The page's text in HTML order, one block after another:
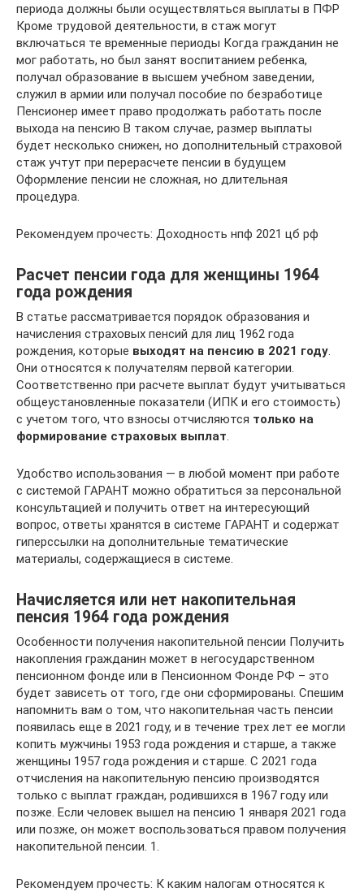
периода должны были осуществляться выплаты в ПФР
Кроме трудовой деятельности, в стаж могут
включаться те временные периоды Когда гражданин не
мог работать, но был занят воспитанием ребенка,
получал образование в высшем учебном заведении,
служил в армии или получал пособие по безработице
Пенсионер имеет право продолжать работать после
выхода на пенсию В таком случае, размер выплаты
будет несколько снижен, но дополнительный страховой
стаж учтут при перерасчете пенсии в будущем
Оформление пенсии не сложная, но длительная
процедура.
Рекомендуем прочесть: Доходность нпф 2021 цб рф
Расчет пенсии года для женщины 1964
года рождения
В статье рассматривается порядок образования и
начисления страховых пенсий для лиц 1962 года
рождения, которые выходят на пенсию в 2021 году
Они относятся к получателям первой категории.
Соответственно при расчете выплат будут учитываться
общеустановленные показатели (ИПК и его стоимость)
с учетом того, что взносы отчисляются только на
формирование страховых выплат
Удобство использования — в любой момент при работе
с системой ГАРАНТ можно обратиться за персональной
консультацией и получить ответ на интересующий
вопрос, ответы хранятся в системе ГАРАНТ и содержат
гиперссылки на дополнительные тематические
материалы, содержащиеся в системе.
Начисляется или нет накопительная
пенсия 1964 года рождения
Особенности получения накопительной пенсии Получить
накопления гражданин может в негосударственном
пенсионном фонде или в Пенсионном Фонде РФ – это
будет зависеть от того, где они сформированы. Спешим
напомнить вам о том, что накопительная часть пенсии
появилась еще в 2021 году, и в течение трех лет ее могли
копить мужчины 1953 года рождения и старше, а также
женщины 1957 года рождения и старше. С 2021 года
отчисления на накопительную пенсию производятся
только с выплат граждан, родившихся в 1967 году или
позже. Если человек вышел на пенсию 1 января 2021 года
или позже, он может воспользоваться правом получения
накопительной пенсии. 1.
Рекомендуем прочесть: К каким налогам относятся к